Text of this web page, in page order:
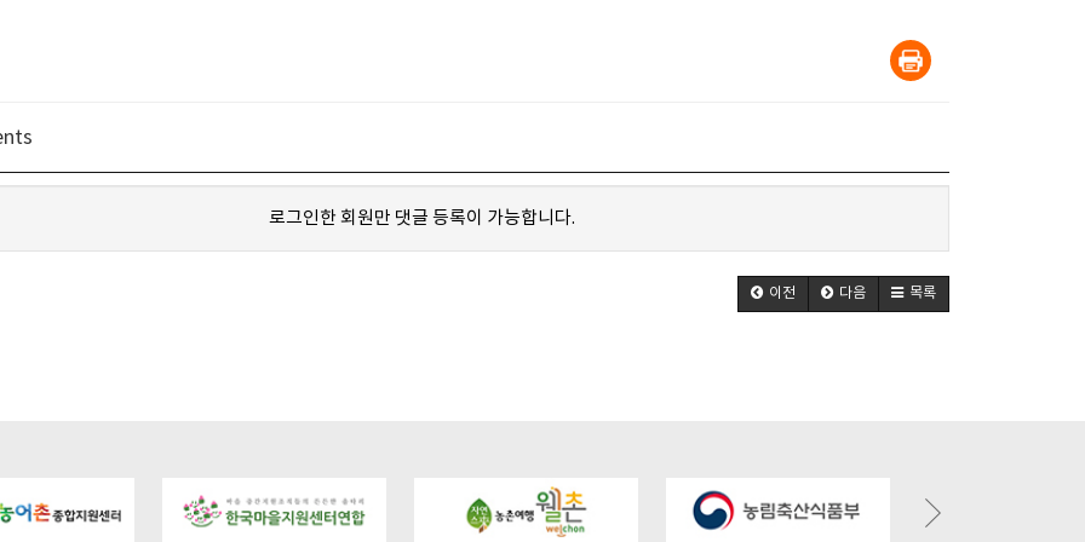
로그인한 회원만 댓글 등록이 가능합니다.
이전 다음 목록
bo_table=m05_01&wr_id=8
https://gochangmaeul.kr/bbs/board.php?
bo_table=m05_01&wr_id=7
https://gochangmaeul.kr/bbs/board.php?
bo_table=m05_01&wr_id=6